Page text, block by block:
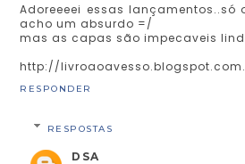
Adoreeeei essas lançamentos..só
acho um absurdo =/
mas as capas são impecaveis
http://
RESPONDER
RESPOSTAS
DSA